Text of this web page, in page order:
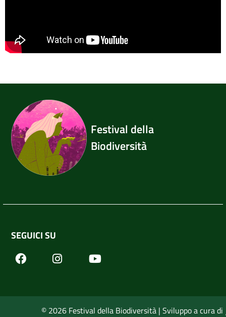
Festival della
Biodiversità
SEGUICI SU
FacebookInstagram
© 2026 Festival della Biodiversità | Sviluppo a cura di